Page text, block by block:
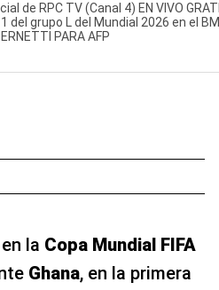
de RPC TV (Canal 4) EN VIVO
grupo L del Mundial 2026 en el
PARA AFP
la Copa Mundial FIFA
Ghana, en la primera